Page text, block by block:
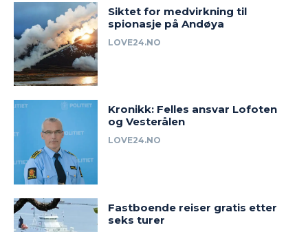
Siktet for medvirkning til
spionasje på Andøya
LOVE24.NO
Kronikk: Felles ansvar Lofoten
og Vesterålen
LOVE24.NO
Fastboende reiser gratis etter
seks turer